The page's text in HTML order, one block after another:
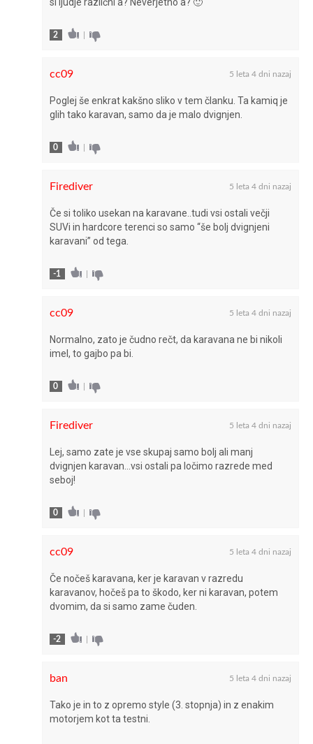
2
cc09 5 leta 4 dni nazaj
Poglej še enkrat kakšno sliko v tem članku. Ta kamiq je
glih tako karavan, samo da je malo dvignjen.
0
Firediver 5 leta 4 dni nazaj
Če si toliko usekan na karavane..tudi vsi ostali večji
SUVi in hardcore terenci so samo “še bolj dvignjeni
karavani” od tega.
-1
cc09 5 leta 4 dni nazaj
Normalno, zato je čudno rečt, da karavana ne bi nikoli
imel, to gajbo pa bi.
0
Firediver 5 leta 4 dni nazaj
Lej, samo zate je vse skupaj samo bolj ali manj
dvignjen karavan…vsi ostali pa ločimo razrede med
seboj!
0
cc09 5 leta 4 dni nazaj
Če nočeš karavana, ker je karavan v razredu
karavanov, hočeš pa to škodo, ker ni karavan, potem
dvomim, da si samo zame čuden.
-2
ban 5 leta 4 dni nazaj
Tako je in to z opremo style (3. stopnja) in z enakim
motorjem kot ta testni.